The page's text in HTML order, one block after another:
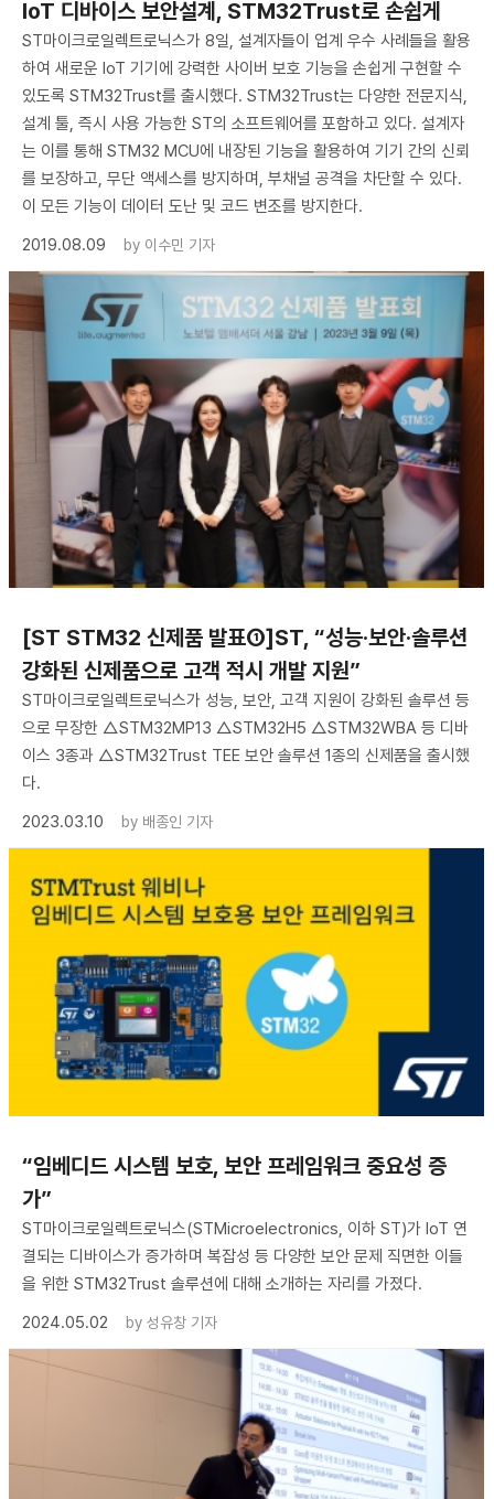
IoT 디바이스 보안설계, STM32Trust로 손쉽게
ST마이크로일렉트로닉스가 8일, 설계자들이 업계 우수 사례들을 활용
하여 새로운 IoT 기기에 강력한 사이버 보호 기능을 손쉽게 구현할 수
있도록 STM32Trust를 출시했다. STM32Trust는 다양한 전문지식,
설계 툴, 즉시 사용 가능한 ST의 소프트웨어를 포함하고 있다. 설계자
는 이를 통해 STM32 MCU에 내장된 기능을 활용하여 기기 간의 신뢰
를 보장하고, 무단 액세스를 방지하며, 부채널 공격을 차단할 수 있다.
이 모든 기능이 데이터 도난 및 코드 변조를 방지한다.
2019.08.09
by 이수민 기자
[ST STM32 신제품 발표①]ST, “성능·보안·솔루션
강화된 신제품으로 고객 적시 개발 지원”
ST마이크로일렉트로닉스가 성능, 보안, 고객 지원이 강화된 솔루션 등
으로 무장한 △STM32MP13 △STM32H5 △STM32WBA 등 디바
이스 3종과 △STM32Trust TEE 보안 솔루션 1종의 신제품을 출시했
다.
2023.03.10
by 배종인 기자
“임베디드 시스템 보호, 보안 프레임워크 중요성 증
가”
ST마이크로일렉트로닉스(STMicroelectronics, 이하 ST)가 IoT 연
결되는 디바이스가 증가하며 복잡성 등 다양한 보안 문제 직면한 이들
을 위한 STM32Trust 솔루션에 대해 소개하는 자리를 가졌다.
2024.05.02
by 성유창 기자